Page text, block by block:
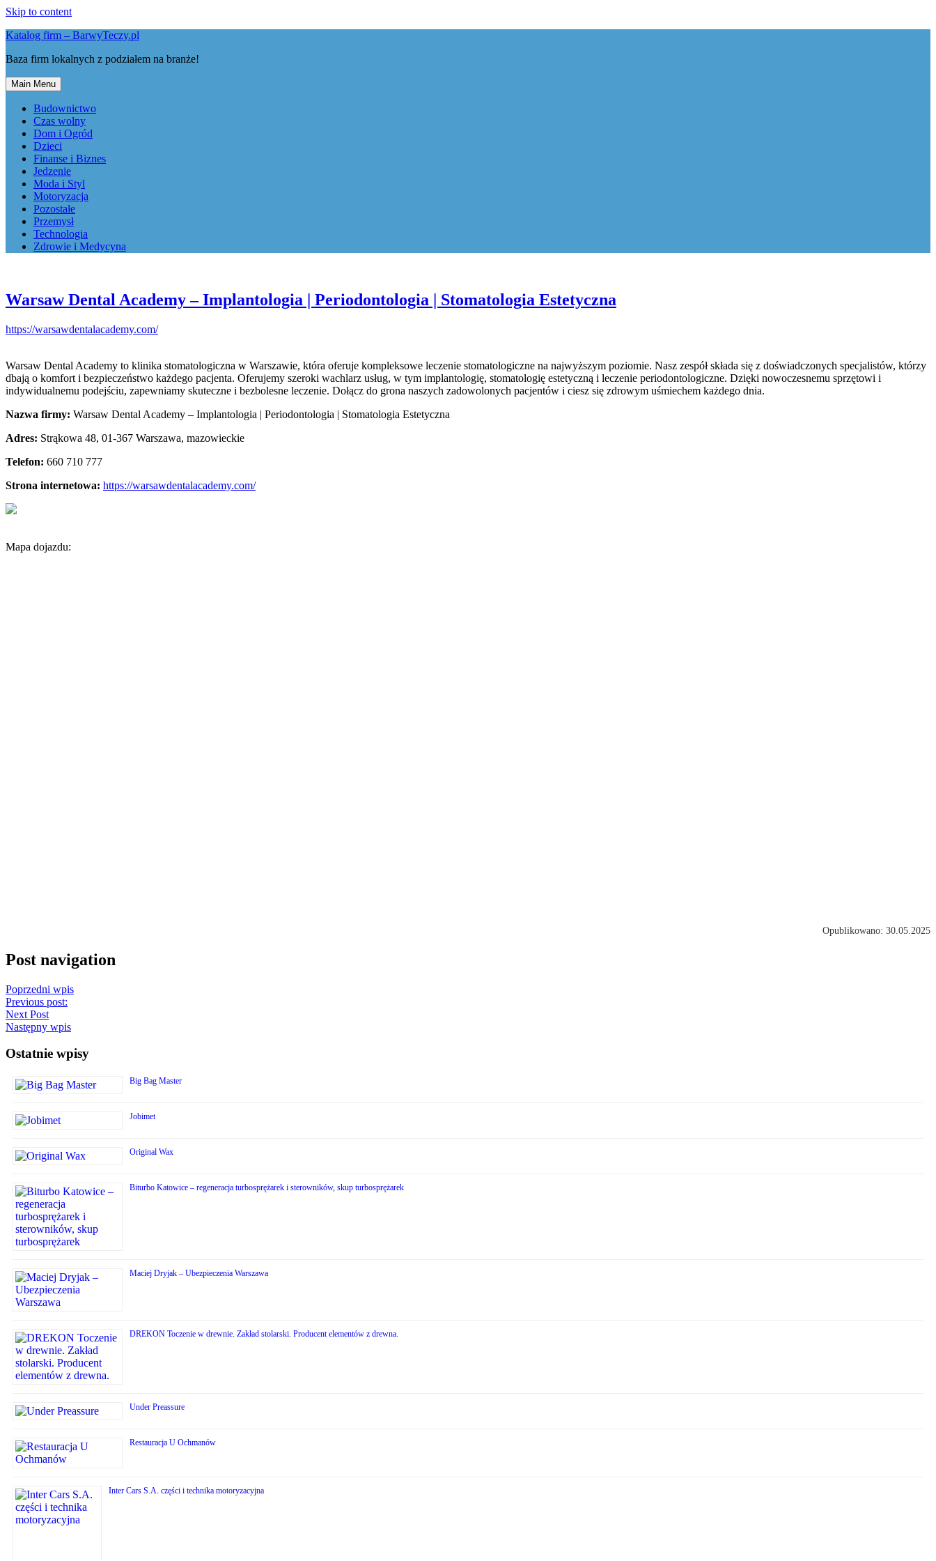
Skip to content
Katalog firm – BarwyTeczy.pl
Baza firm lokalnych z podziałem na branże!
Main Menu
Budownictwo
Czas wolny
Dom i Ogród
Dzieci
Finanse i Biznes
Jedzenie
Moda i Styl
Motoryzacja
Pozostałe
Przemysł
Technologia
Zdrowie i Medycyna
Warsaw Dental Academy – Implantologia | Periodontologia | Stomatologia Estetyczna
https://warsawdentalacademy.com/
Warsaw Dental Academy to klinika stomatologiczna w Warszawie, która oferuje kompleksowe leczenie stomatologiczne na najwyższym poziomie. Nasz zespół składa się z doświadczonych specjalistów, którzy
dbają o komfort i bezpieczeństwo każdego pacjenta. Oferujemy szeroki wachlarz usług, w tym implantologię, stomatologię estetyczną i leczenie periodontologiczne. Dzięki nowoczesnemu sprzętowi i
indywidualnemu podejściu, zapewniamy skuteczne i bezbolesne leczenie. Dołącz do grona naszych zadowolonych pacjentów i ciesz się zdrowym uśmiechem każdego dnia.
Nazwa firmy: Warsaw Dental Academy – Implantologia | Periodontologia | Stomatologia Estetyczna
Adres: Strąkowa 48, 01-367 Warszawa, mazowieckie
Telefon: 660 710 777
Strona internetowa: https://warsawdentalacademy.com/
Mapa dojazdu:
Opublikowano: 30.05.2025
Post navigation
Poprzedni wpis
Previous post:
Next Post
Następny wpis
Ostatnie wpisy
Big Bag Master
Jobimet
Original Wax
Biturbo Katowice – regeneracja turbosprężarek i sterowników, skup turbosprężarek
Maciej Dryjak – Ubezpieczenia Warszawa
DREKON Toczenie w drewnie. Zakład stolarski. Producent elementów z drewna.
Under Preassure
Restauracja U Ochmanów
Inter Cars S.A. części i technika motoryzacyjna